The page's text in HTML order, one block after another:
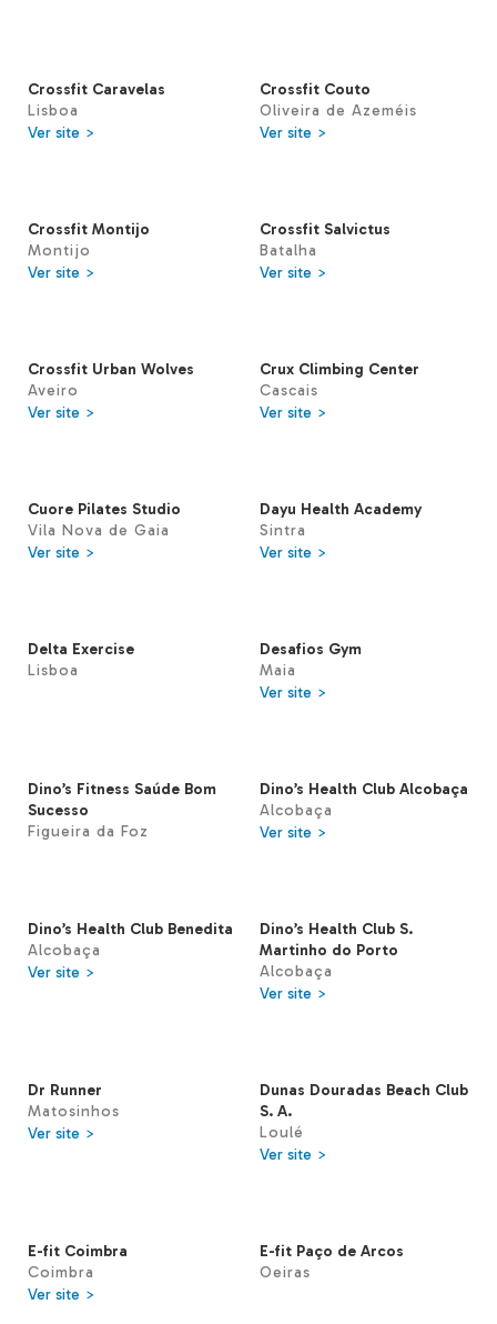
Crossfit Caravelas
Lisboa
Ver site >
Crossfit Couto
Oliveira de Azeméis
Ver site >
Crossfit Montijo
Montijo
Ver site >
Crossfit Salvictus
Batalha
Ver site >
Crossfit Urban Wolves
Aveiro
Ver site >
Crux Climbing Center
Cascais
Ver site >
Cuore Pilates Studio
Vila Nova de Gaia
Ver site >
Dayu Health Academy
Sintra
Ver site >
Delta Exercise
Lisboa
Desafios Gym
Maia
Ver site >
Dino’s Fitness Saúde Bom
Sucesso
Figueira da Foz
Dino’s Health Club Alcobaça
Alcobaça
Ver site >
Dino’s Health Club Benedita
Alcobaça
Ver site >
Dino’s Health Club S.
Martinho do Porto
Alcobaça
Ver site >
Dr Runner
Matosinhos
Ver site >
Dunas Douradas Beach Club
S. A.
Loulé
Ver site >
E-fit Coimbra
Coimbra
Ver site >
E-fit Paço de Arcos
Oeiras